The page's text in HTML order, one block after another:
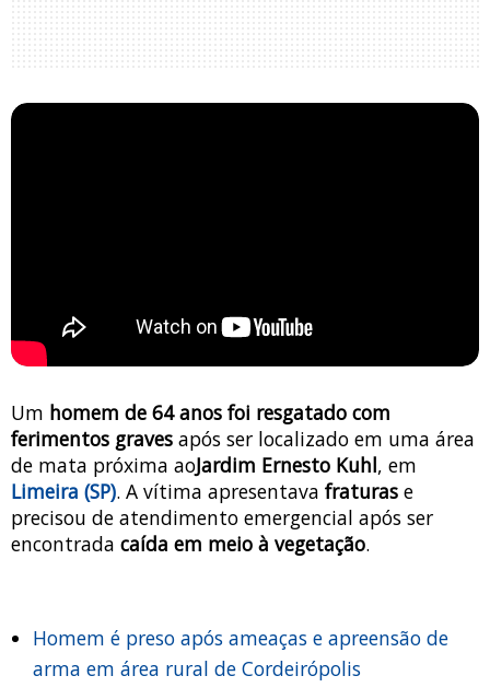
Um homem de 64 anos foi resgatado com
ferimentos graves após ser localizado em uma área
de mata próxima aoJardim Ernesto Kuhl, em
Limeira (SP). A vítima apresentava fraturas e
precisou de atendimento emergencial após ser
encontrada caída em meio à vegetação.
Homem é preso após ameaças e apreensão de
arma em área rural de Cordeirópolis